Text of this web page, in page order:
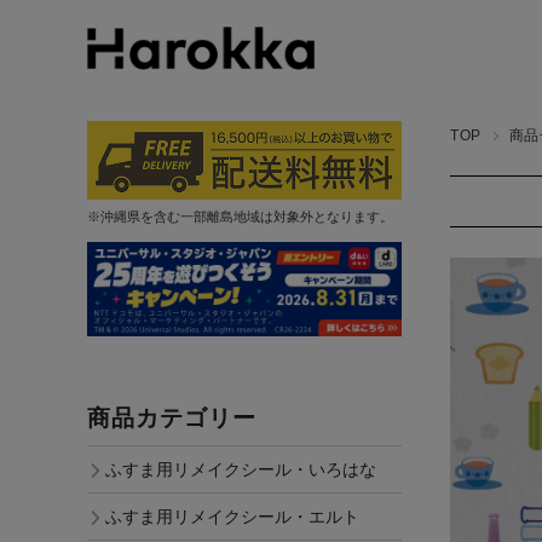
TOP 商
※沖縄県を含む一部離島地域は対象外となります。
商品カテゴリー
ふすま用リメイクシール・いろはな
ふすま用リメイクシール・エルト